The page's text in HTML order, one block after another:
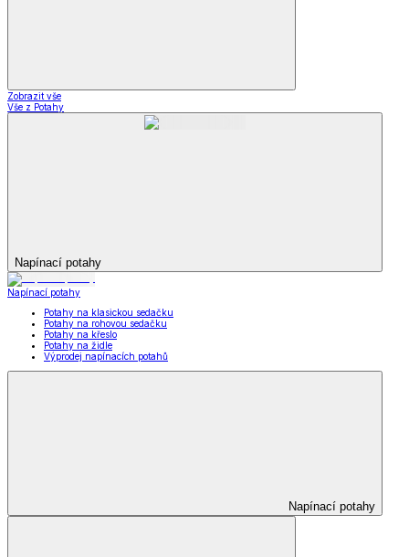
Zobrazit vše
Vše z Potahy
Napínací potahy
Napínací potahy
Potahy na klasickou sedačku
Potahy na rohovou sedačku
Potahy na křeslo
Potahy na židle
Výprodej napínacích potahů
Napínací potahy